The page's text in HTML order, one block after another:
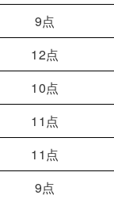
9点
12点
10点
11点
11点
9点